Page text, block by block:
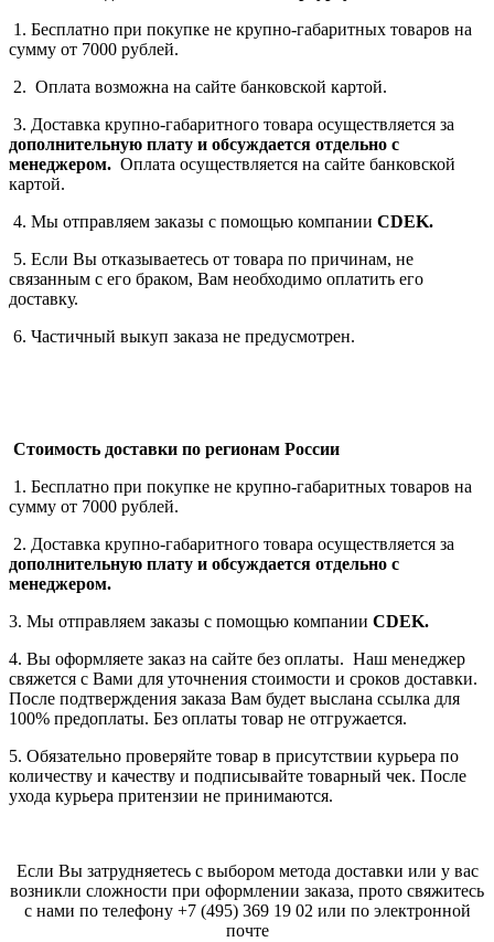
1. Бесплатно при покупке не крупно-габаритных товаров на
сумму от 7000 рублей.
2. Оплата возможна на сайте банковской картой.
3. Доставка крупно-габаритного товара осуществляется за
дополнительную плату и обсуждается отдельно с
менеджером. Оплата осуществляется на сайте банковской
картой.
4. Мы отправляем заказы с помощью компании СDEK.
5. Если Вы отказываетесь от товара по причинам, не
связанным с его браком, Вам необходимо оплатить его
доставку.
6. Частичный выкуп заказа не предусмотрен.
Стоимость доставки по регионам России
1. Бесплатно при покупке не крупно-габаритных товаров на
сумму от 7000 рублей.
2. Доставка крупно-габаритного товара осуществляется за
дополнительную плату и обсуждается отдельно с
менеджером.
3. Мы отправляем заказы с помощью компании СDEK.
4. Вы оформляете заказ на сайте без оплаты. Наш менеджер
свяжется с Вами для уточнения стоимости и сроков доставки.
После подтверждения заказа Вам будет выслана ссылка для
100% предоплаты. Без оплаты товар не отгружается.
5. Обязательно проверяйте товар в присутствии курьера по
количеству и качеству и подписывайте товарный чек. После
ухода курьера притензии не принимаются.
Если Вы затрудняетесь с выбором метода доставки или у вас
возникли сложности при оформлении заказа, прото свяжитесь
с нами по телефону +7 (495) 369 19 02 или по электронной
почте